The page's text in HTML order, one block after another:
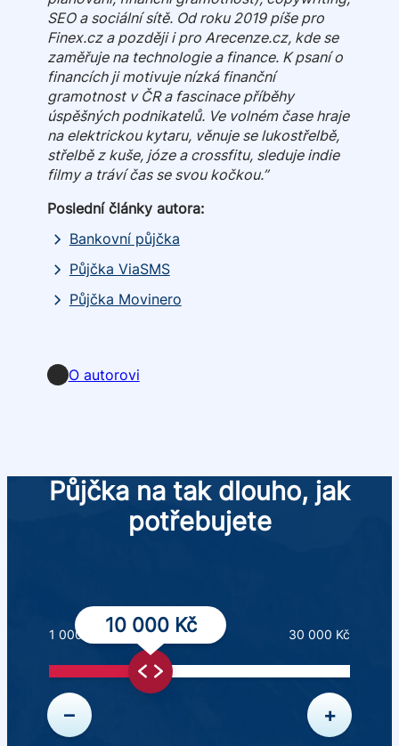
SEO a sociální sítě. Od roku 2019 píše pro
Finex.cz a později i pro Arecenze.cz, kde se
zaměřuje na technologie a finance. K psaní o
financích ji motivuje nízká finanční
gramotnost v ČR a fascinace příběhy
úspěšných podnikatelů. Ve volném čase hraje
na elektrickou kytaru, věnuje se lukostřelbě,
střelbě z kuše, józe a crossfitu, sleduje indie
filmy a tráví čas se svou kočkou.”
Poslední články autora:
Bankovní půjčka
Půjčka ViaSMS
Půjčka Movinero
LinkedIn
O autorovi
Půjčka na tak dlouho, jak
potřebujete
10 000 Kč
– +
1 000 Kč 30 000 Kč